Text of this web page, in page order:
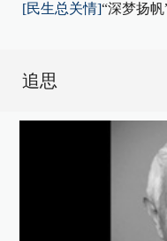
[民生总关情]“深梦扬
追思